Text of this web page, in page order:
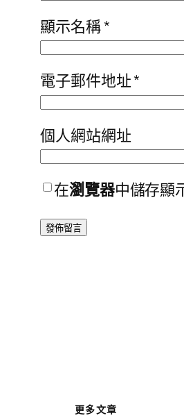
顯示名稱*
電子郵件地址*
個人網站網址
在瀏覽器中儲存顯
更多文章